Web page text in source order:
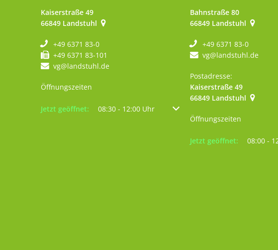
Kaiserstraße 49
66849 Landstuhl
+49 6371 83-0
+49 6371 83-101
vg@landstuhl.de
Öffnungszeiten
Klicken, um weitere Öffnungs- oder Schließzeiten auszublenden
Jetzt geöffnet: 08:30 - 12:00 Uhr Von 08:30 bis 12:00 Uhr
Bahnstraße 80
66849 Landstuhl
+49 6371 83-0
vg@landstuhl.de
Postadresse:
Kaiserstraße 49
66849 Landstuhl
Öffnungszeiten
Klicken, um weitere
Jetzt geöffnet: 08:00 -